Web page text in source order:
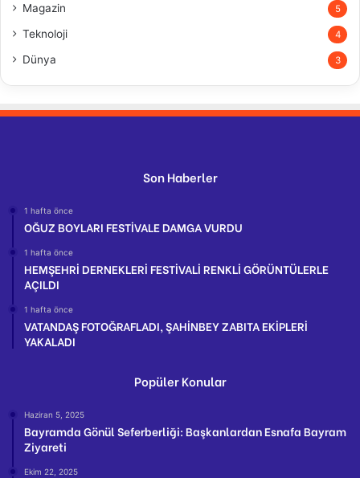
Magazin 5
Teknoloji 4
Dünya 3
Son Haberler
1 hafta önce
OĞUZ BOYLARI FESTİVALE DAMGA VURDU
1 hafta önce
HEMŞEHRİ DERNEKLERİ FESTİVALİ RENKLİ GÖRÜNTÜLERLE
AÇILDI
1 hafta önce
VATANDAŞ FOTOĞRAFLADI, ŞAHİNBEY ZABITA EKİPLERİ
YAKALADI
Popüler Konular
Haziran 5, 2025
Bayramda Gönül Seferberliği: Başkanlardan Esnafa Bayram
Ziyareti
Ekim 22, 2025